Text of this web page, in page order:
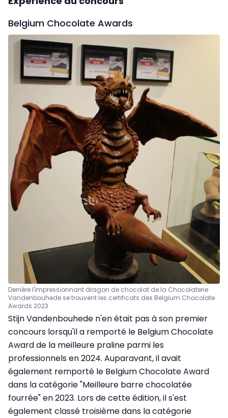
Belgium Chocolate Awards
Derrière l'impressionnant dragon de chocolat de la Chocolaterie
Vandenbouhede se trouvent les certificats des Belgium Chocolate
Awards 2023
Stijn Vandenbouhede n'en était pas à son premier
concours lorsqu'il a remporté le Belgium Chocolate
Award de la meilleure praline parmi les
professionnels en 2024. Auparavant, il avait
également remporté le Belgium Chocolate Award
dans la catégorie "Meilleure barre chocolatée
fourrée" en 2023. Lors de cette édition, il s'est
également classé troisième dans la catégorie